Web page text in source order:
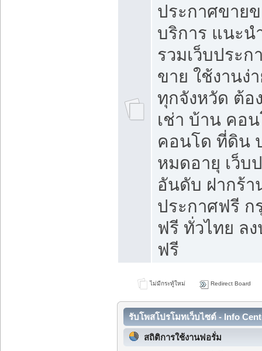
ประกาศขาย
บริการ แนะน
รวมเว็บประก
ขาย ใช้งานง่
ทุกจังหวัด ต้อ
เช่า บ้าน คอ
คอนโด ที่ดิน
หมดอายุ เว็บ
อันดับ ฝากร้า
ประกาศฟรี ก
ฟรี ทั่วไทย ล
ฟรี
ไม่มีกระทู้ใหม่ Redirect Board
รับโพสโปรโมทเว็บไซต์ - Info
สถิติการใช้งานฟอรั่ม